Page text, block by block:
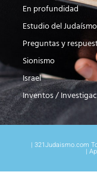
En profundidad
Estudio del Judaísmo
Preguntas y
Sionismo
Israel
Inventos /
| 321Judaismo.com
|